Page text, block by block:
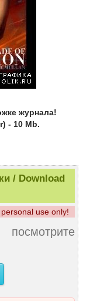
журнала!
- 10 Mb.
/ Download
use only!